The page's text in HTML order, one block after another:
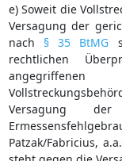
e) Soweit die
Versagung der
nach § 35 BtMG
rechtlichen
Versagung
Patzak/Fabricius,